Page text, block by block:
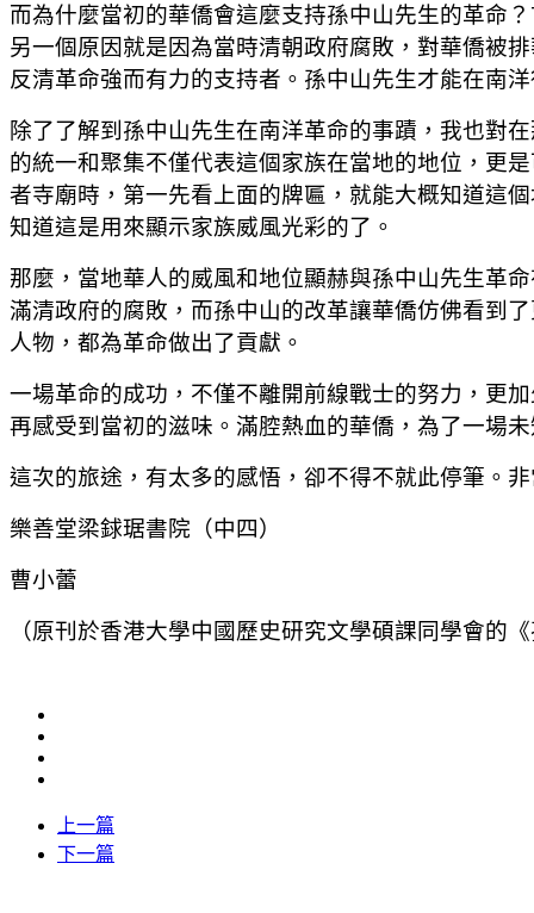
而為什麼當初的華僑會這麼支持孫中山先生的革命
另一個原因就是因為當時清朝政府腐敗，對華僑被
反清革命強而有力的支持者。孫中山先生才能在南
除了了解到孫中山先生在南洋革命的事蹟，我也對
的統一和聚集不僅代表這個家族在當地的地位，更
者寺廟時，第一先看上面的牌匾，就能大概知道這
知道這是用來顯示家族威風光彩的了。
那麼，當地華人的威風和地位顯赫與孫中山先生革
滿清政府的腐敗，而孫中山的改革讓華僑仿佛看到
人物，都為革命做出了貢獻。
一場革命的成功，不僅不離開前線戰士的努力，更
再感受到當初的滋味。滿腔熱血的華僑，為了一場
這次的旅途，有太多的感悟，卻不得不就此停筆。
樂善堂梁銶琚書院（中四）
曹小蕾
（原刊於香港大學中國歷史研究文學碩課同學會
上一篇
下一篇